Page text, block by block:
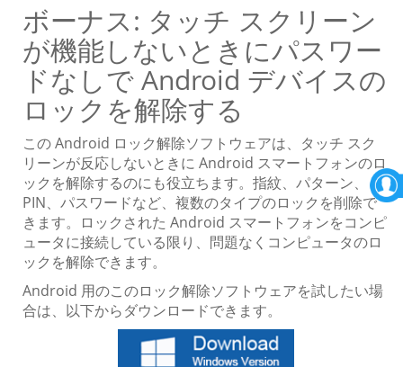
ボーナス: タッチ スクリーン
が機能しないときにパスワー
ドなしで Android デバイスの
ロックを解除する
この Android ロック解除ソフトウェアは、タッチ スク
リーンが反応しないときに Android スマートフォンのロ
ックを解除するのにも役立ちます。指紋、パターン、
PIN、パスワードなど、複数のタイプのロックを削除で
きます。ロックされた Android スマートフォンをコンピ
ュータに接続している限り、問題なくコンピュータのロ
ックを解除できます。
Android 用のこのロック解除ソフトウェアを試したい場
合は、以下からダウンロードできます。